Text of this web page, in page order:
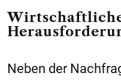
Neben der